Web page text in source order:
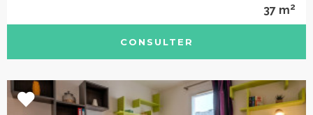
37 m2
CONSULTER